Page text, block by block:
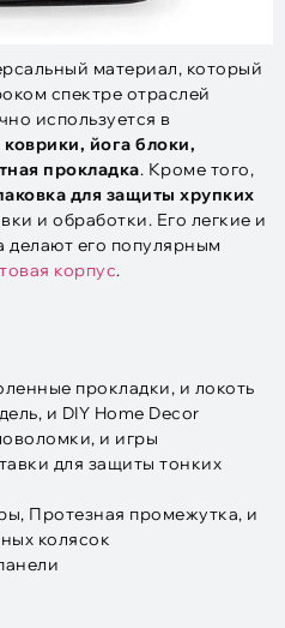
материал, который
спектре отраслей
используется в
йога блоки,
прокладка. Кроме того,
для защиты хрупких
и обработки. Его легкие и
его популярным
корпус.
прокладки, и локоть
и DIY Home Decor
и игры
для защиты тонких
Протезная промежутка, и
колясок